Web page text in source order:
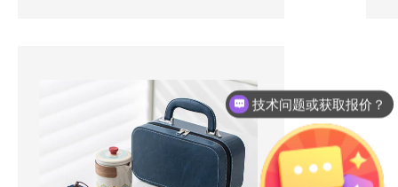
技术问题或获取报价？